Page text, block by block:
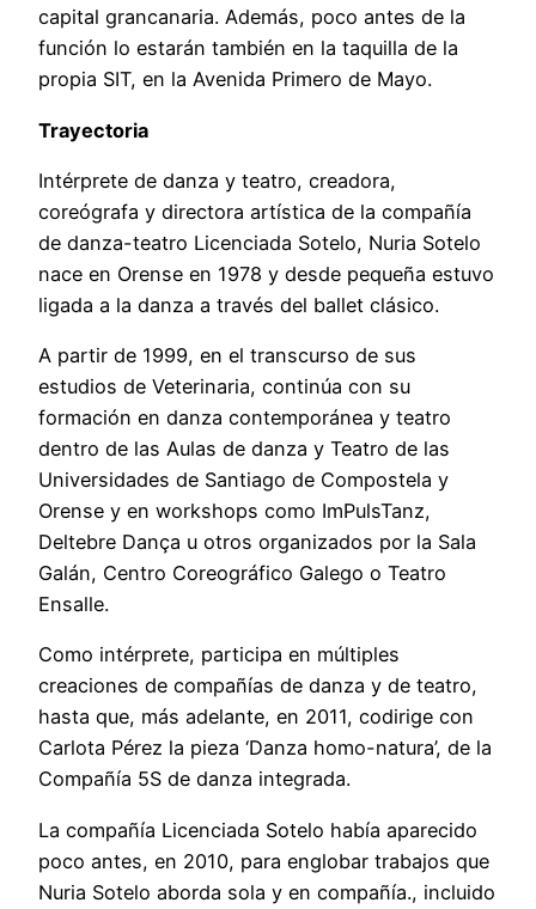
capital grancanaria. Además, poco antes de la
función lo estarán también en la taquilla de la
propia SIT, en la Avenida Primero de Mayo.
Trayectoria
Intérprete de danza y teatro, creadora,
coreógrafa y directora artística de la compañía
de danza-teatro Licenciada Sotelo, Nuria Sotelo
nace en Orense en 1978 y desde pequeña estuvo
ligada a la danza a través del ballet clásico.
A partir de 1999, en el transcurso de sus
estudios de Veterinaria, continúa con su
formación en danza contemporánea y teatro
dentro de las Aulas de danza y Teatro de las
Universidades de Santiago de Compostela y
Orense y en workshops como ImPulsTanz,
Deltebre Dança u otros organizados por la Sala
Galán, Centro Coreográfico Galego o Teatro
Ensalle.
Como intérprete, participa en múltiples
creaciones de compañías de danza y de teatro,
hasta que, más adelante, en 2011, codirige con
Carlota Pérez la pieza ‘Danza homo-natura’, de la
Compañía 5S de danza integrada.
La compañía Licenciada Sotelo había aparecido
poco antes, en 2010, para englobar trabajos que
Nuria Sotelo aborda sola y en compañía., incluido